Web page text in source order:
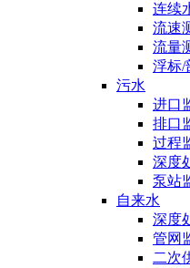
连续
流速
流量
浮标/
污水
进口
排口
过程
深度
泵站
自来水
深度
管网
二次